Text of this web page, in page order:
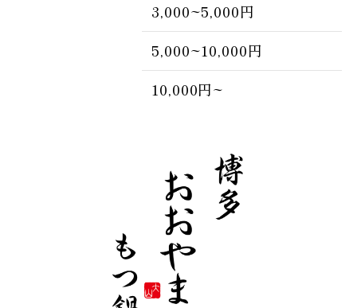
3,000~5,000円
5,000~10,000円
10,000円~